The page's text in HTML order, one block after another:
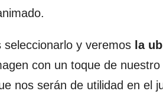
y veremos la
con un toque de
nos serán de utilidad en el